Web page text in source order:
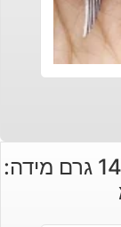
מוט פלואורייט סגול במשקל: 140 גרם מידה: